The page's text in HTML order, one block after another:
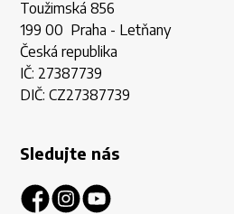
Toužimská 856
199 00 Praha - Letňany
Česká republika
IČ: 27387739
DIČ: CZ27387739
Sledujte nás